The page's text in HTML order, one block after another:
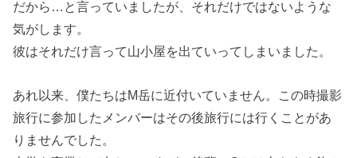
だから…と言っていましたが、それだけではないような
気がします。
彼はそれだけ言って山小屋を出ていってしまいました。
あれ以来、僕たちはM岳に近付いていません。この時撮影
旅行に参加したメンバーはその後旅行には行くことがあ
りませんでした。